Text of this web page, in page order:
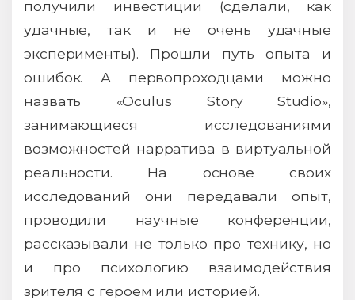
получили инвестиции (сделали, как
удачные, так и не очень удачные
эксперименты). Прошли путь опыта и
ошибок. А первопроходцами можно
назвать «Oculus Story Studio»,
занимающиеся исследованиями
возможностей нарратива в виртуальной
реальности. На основе своих
исследований они передавали опыт,
проводили научные конференции,
рассказывали не только про технику, но
и про психологию взаимодействия
зрителя с героем или историей.